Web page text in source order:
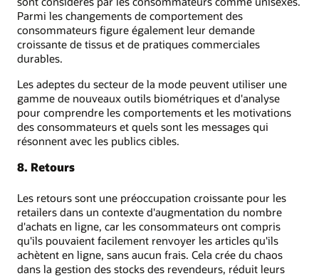
Parmi les changements de comportement des
consommateurs figure également leur demande
croissante de tissus et de pratiques commerciales
durables.
Les adeptes du secteur de la mode peuvent utiliser une
gamme de nouveaux outils biométriques et d'analyse
pour comprendre les comportements et les motivations
des consommateurs et quels sont les messages qui
résonnent avec les publics cibles.
8. Retours
Les retours sont une préoccupation croissante pour les
retailers dans un contexte d'augmentation du nombre
d'achats en ligne, car les consommateurs ont compris
qu'ils pouvaient facilement renvoyer les articles qu'ils
achètent en ligne, sans aucun frais. Cela crée du chaos
dans la gestion des stocks des revendeurs, réduit leurs